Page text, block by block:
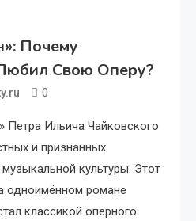
Почему
Свою Оперу?
0
Петра Ильича Чайковского
и признанных
культуры. Этот
одноимённом романе
классикой оперного